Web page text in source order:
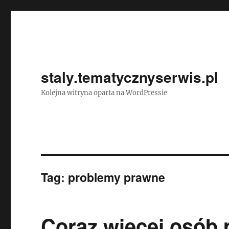
staly.tematycznyserwis.pl
Kolejna witryna oparta na WordPressie
Tag: problemy prawne